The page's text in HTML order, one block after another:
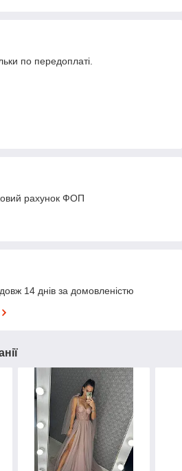
по передоплаті.
рахунок ФОП
14 днів за домовленістю